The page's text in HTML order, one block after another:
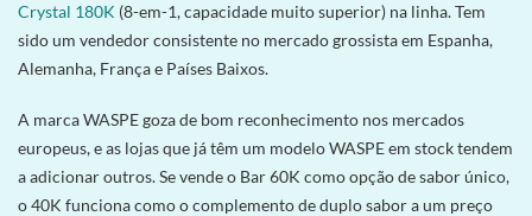
Crystal 180K (8-em-1, capacidade muito superior) na linha. Tem
sido um vendedor consistente no mercado grossista em Espanha,
Alemanha, França e Países Baixos.
A marca WASPE goza de bom reconhecimento nos mercados
europeus, e as lojas que já têm um modelo WASPE em stock tendem
a adicionar outros. Se vende o Bar 60K como opção de sabor único,
o 40K funciona como o complemento de duplo sabor a um preço